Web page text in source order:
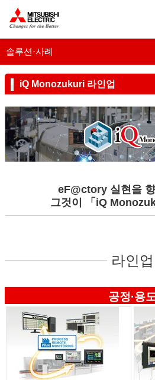
솔루션·사례
iQ Monozukuri 라인업
eF@ctory 실현을
그것이 「iQ
라인업
공정·용